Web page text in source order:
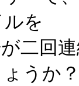
を
二回
うか